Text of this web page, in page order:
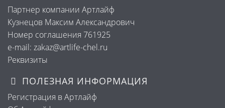
Партнер компании Артлайф
Кузнецов Максим Александрович
Номер соглашения 761925
e-mail: zakaz@artlife-chel.ru
Реквизиты
ПОЛЕЗНАЯ ИНФОРМАЦИЯ
Регистрация в Артлайф